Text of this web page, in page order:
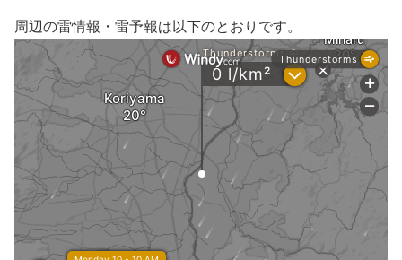
周辺の雷情報・雷予報は以下のとおりです。